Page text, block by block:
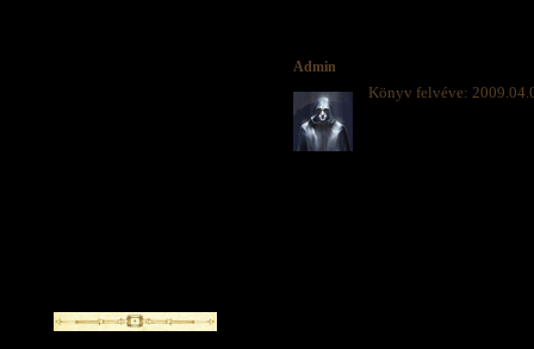
Admin
Könyv felvéve: